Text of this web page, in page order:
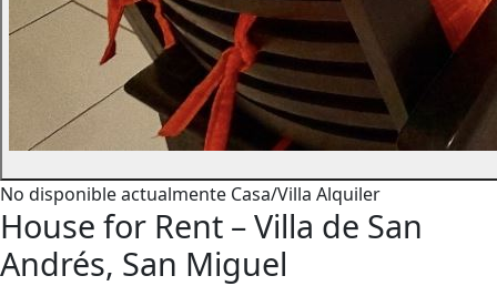
No disponible actualmente Casa/Villa Alquiler
House for Rent – Villa de San
Andrés, San Miguel